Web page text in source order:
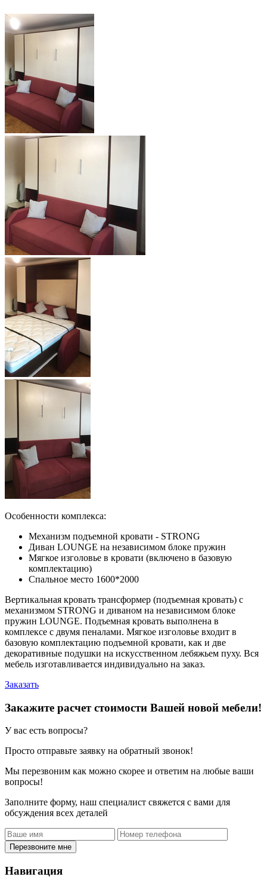
Особенности комплекса:
Механизм подъемной кровати - STRONG
Диван LOUNGE на независимом блоке пружин
Мягкое изголовье в кровати (включено в базовую
комплектацию)
Спальное место 1600*2000
Вертикальная кровать трансформер (подъемная кровать) с
механизмом STRONG и диваном на независимом блоке
пружин LOUNGE. Подъемная кровать выполнена в
комплексе с двумя пеналами. Мягкое изголовье входит в
базовую комплектацию подъемной кровати, как и две
декоративные подушки на искусственном лебяжьем пуху. Вся
мебель изготавливается индивидуально на заказ.
Заказать
Закажите расчет стоимости Вашей новой мебели!
У вас есть вопросы?
Просто отправьте заявку на обратный звонок!
Мы перезвоним как можно скорее и ответим на любые ваши
вопросы!
Заполните форму, наш специалист свяжется с вами для
обсуждения всех деталей
Перезвоните мне
Навигация